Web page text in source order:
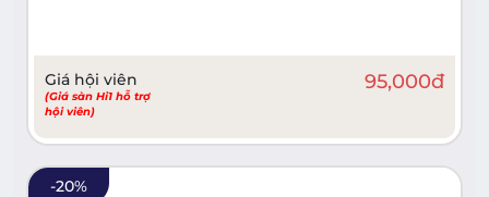
Giá hội viên
(Giá sàn Hi1 hỗ trợ
hội viên)
95,000đ
-20%